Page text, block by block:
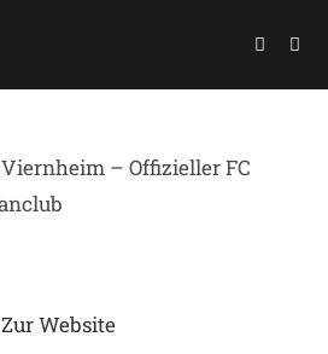
Zur Website